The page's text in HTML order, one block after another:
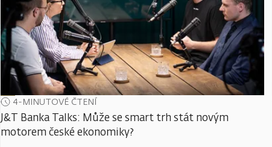
4-MINUTOVÉ ČTENÍ
J&T Banka Talks: Může se smart trh stát novým
motorem české ekonomiky?